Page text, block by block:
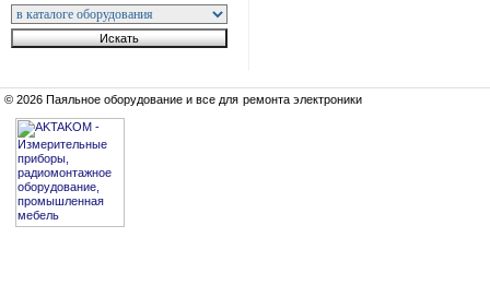
© 2026 Паяльное оборудование и все для ремонта электроники